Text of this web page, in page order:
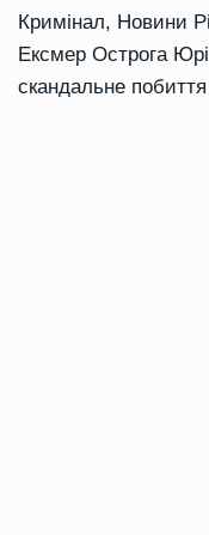
Кримінал, Новини
Ексмер Острога
скандальне побиття